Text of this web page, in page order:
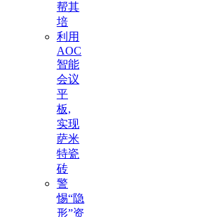
帮其
培
利用
AOC
智能
会议
平
板,
实现
萨米
特瓷
砖
警
惕“隐
形”资